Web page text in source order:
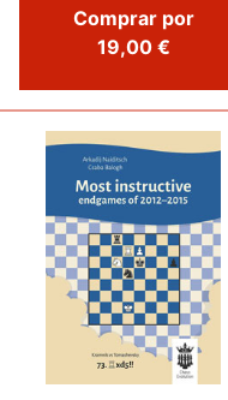
Comprar por
19,00 €